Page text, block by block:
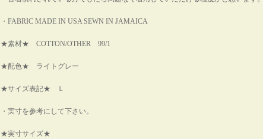
・FABRIC MADE IN USA SEWN IN JAMAICA
★素材★ COTTON/OTHER 99/1
★配色★ ライトグレー
★サイズ表記★ Ｌ
・実寸を参考にして下さい。
★実寸サイズ★